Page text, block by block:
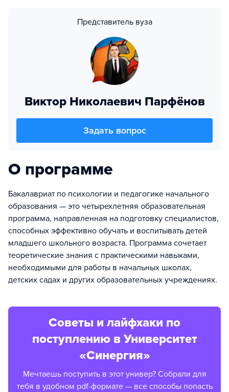
Представитель вуза
Виктор Николаевич Парфёнов
Задать вопрос
О программе
Бакалавриат по психологии и педагогике начального
образования — это четырехлетняя образовательная
программа, направленная на подготовку специалистов,
способных эффективно обучать и воспитывать детей
младшего школьного возраста. Программа сочетает
теоретические знания с практическими навыками,
необходимыми для работы в начальных школах,
детских садах и других образовательных учреждениях.
Советы и лайфхаки по
поступлению в Университет
«Синергия»
Мечтаешь поступить в этот универ? Собрали для
тебя в удобном pdf-формате — все способы попасть